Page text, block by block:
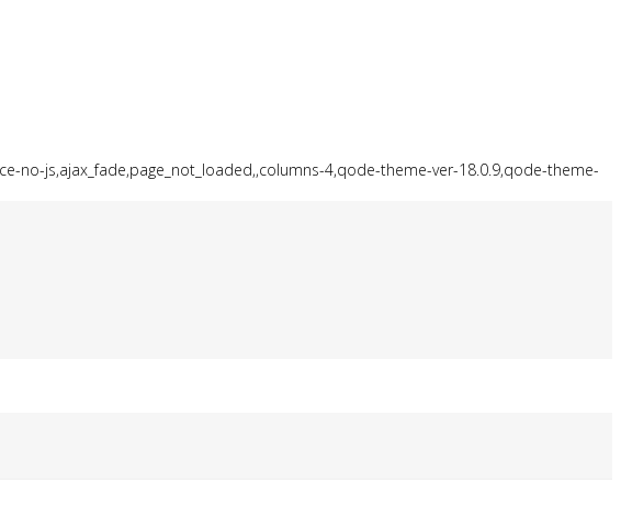
no-js,ajax_fade,page_not_loaded,,columns-4,qode-theme-ver-18.0.9,qode-theme-